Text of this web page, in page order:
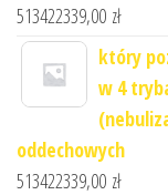
513422339,00 zł
który
w 4
oddechowych
513422339,00 zł